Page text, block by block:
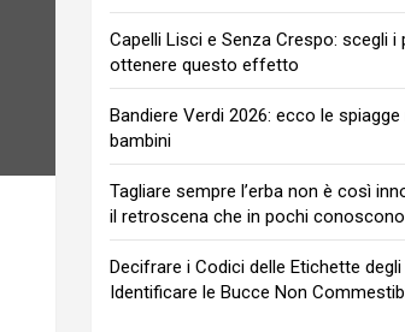
Capelli Lisci e Senza Crespo: scegli
ottenere questo effetto
Bandiere Verdi 2026: ecco le
bambini
Tagliare sempre l’erba non è così
il retroscena che in pochi conoscono
Decifrare i Codici delle Etichette
Identificare le Bucce Non